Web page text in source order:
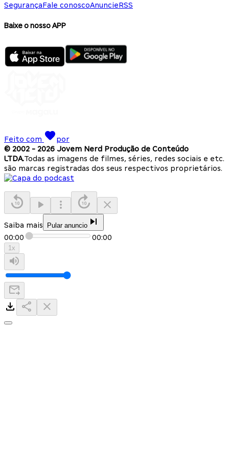
SegurançaFale conoscoAnuncieRSS
Baixe o nosso APP
Feito com
por
© 2002 - 2026 Jovem Nerd Produção de Conteúdo
LTDA.Todas as imagens de filmes, séries, redes sociais e etc.
são marcas registradas dos seus respectivos proprietários.
Saiba mais Pular anuncio
00:00 00:00
1x